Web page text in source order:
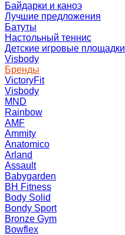
Байдарки и каноэ
Лучшие предложения
Батуты
Настольный теннис
Детские игровые площадки
Visbody
Бренды
VictoryFit
Visbody
MND
Rainbow
AMF
Ammity
Anatomico
Arland
Assault
Babygarden
BH Fitness
Body Solid
Bondy Sport
Bronze Gym
Bowflex